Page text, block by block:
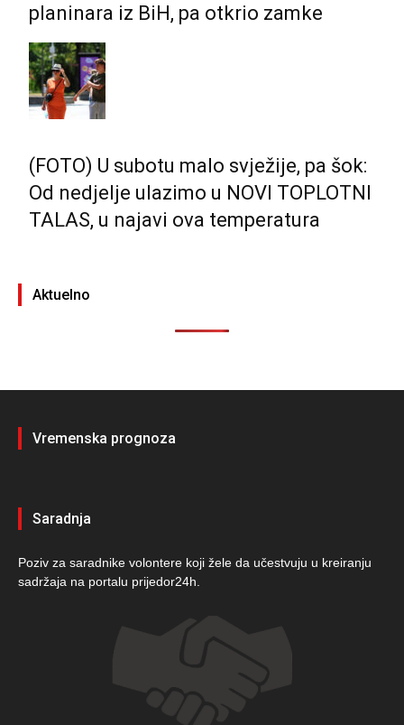
planinara iz BiH, pa otkrio zamke
(FOTO) U subotu malo svježije, pa šok:
Od nedjelje ulazimo u NOVI TOPLOTNI
TALAS, u najavi ova temperatura
Aktuelno
Vremenska prognoza
Saradnja
Poziv za saradnike volontere koji žele da učestvuju u kreiranju
sadržaja na portalu prijedor24h.